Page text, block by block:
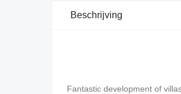
Beschrijving
Fantastic development of